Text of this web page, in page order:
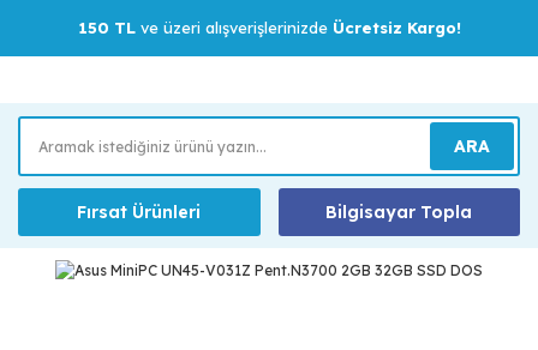
150 TLve üzeri alışverişlerinizde Ücretsiz Kargo!
ARA
Fırsat Ürünleri Bilgisayar Topla